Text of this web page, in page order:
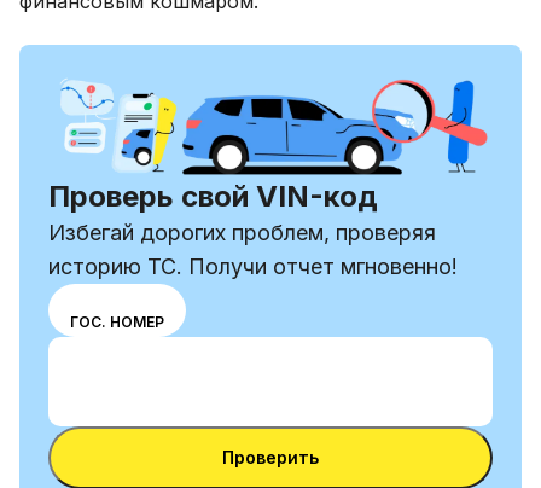
Проверь свой VIN-код
Избегай дорогих проблем, проверяя
историю ТС. Получи отчет мгновенно!
Выбери
режим
номером
VIN и
номерным
ГОС. НОМЕР
Ввести VIN-код
Ввести VIN-код
Проверить